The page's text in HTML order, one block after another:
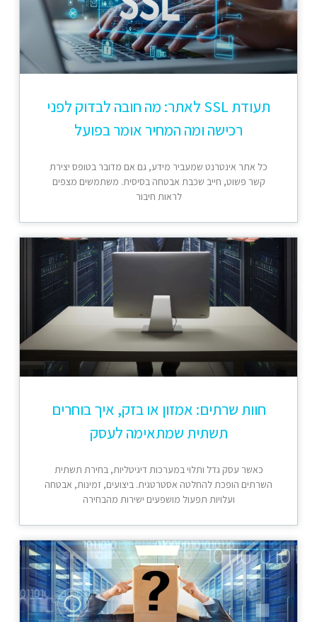
תעודת SSL לאתר: מה חובה לבדוק לפני
רכישה ומה המחיר אומר בפועל
כל אתר אינטרנט שמעביר מידע, גם אם מדובר בטופס יצירת
קשר פשוט, חייב שכבת אבטחה בסיסית. משתמשים מצפים
לראות חיבור
חוות שרתים: אמזון או בזק, איך בוחרים
תשתית שמתאימה לעסק
כאשר עסק גדל ותלוי במערכות דיגיטליות, בחירת תשתית
השרתים הופכת להחלטה אסטרטגית. ביצועים, זמינות, אבטחה
ועלויות תפעול מושפעים ישירות מהבחירה